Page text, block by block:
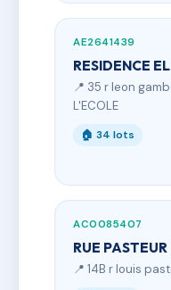
AE2641439
RESIDENCE
📍 35 r leon
L'ECOLE
🏠 34 lots
AC0085407
RUE PASTEUR
📍 14B r louis